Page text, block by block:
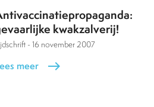
kwakzalverij!
- 16 november 2007
meer east